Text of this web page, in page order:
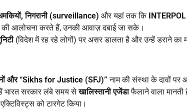
निगरानी (surveillance) और यहां तक कि
की आलोचना करते हैं, उनकी आवाज़ दबाई जा सके।
(विदेश में रह रहे लोगों) पर असर डालता है और उन्हें डराने का
और “Sikhs for Justice (SFJ)” नाम की संस्था के दावों पर
भारत सरकार लंबे समय सेखालिस्तानी एजेंडाफैलाने वाला मानती
को टारगेट किया।